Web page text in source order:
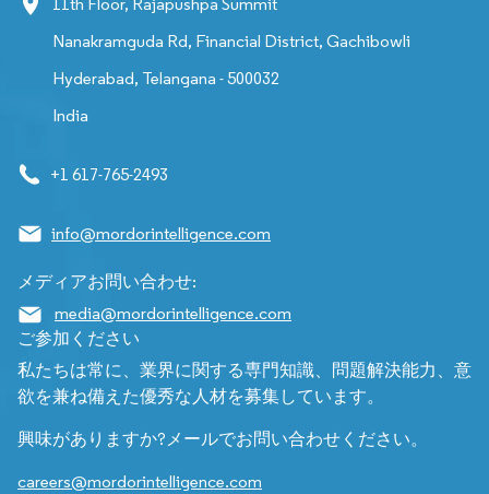
Nanakramguda Rd, Financial District, Gachibowli
Hyderabad, Telangana - 500032
India
+1 617-765-2493
info@mordorintelligence.com
メディアお問い合わせ:
media@mordorintelligence.com
ご参加ください
私たちは常に、業界に関する専門知識、問題解決能力、意
欲を兼ね備えた優秀な人材を募集しています。
興味がありますか?メールでお問い合わせください。
careers@mordorintelligence.com